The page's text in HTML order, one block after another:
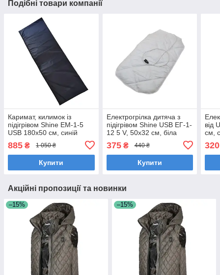
Подібні товари компанії
Каримат, килимок із
підігрівом Shine ЕМ-1-5
USB 180х50 см, синій
885 ₴ 1 050 ₴
Купити
Електрогрілка дитяча з
підігрівом Shine USB ЕГ-1-
12 5 V, 50х32 см, біла
375₴ 440 ₴
Купити
від
см,
320
Акційні пропозиції та новинки
–15% –15%